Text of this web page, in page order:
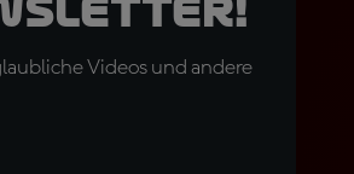
Videos und andere